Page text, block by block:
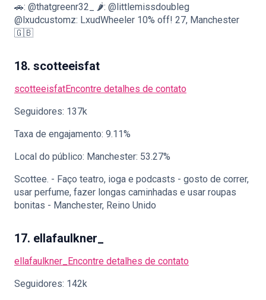
🚗: @thatgreenr32_ 🌶️: @littlemissdoubleg
@lxudcustomz: LxudWheeler 10% off! 27, Manchester
🇬🇧
18. scotteeisfat
scotteeisfatEncontre detalhes de contato
Seguidores: 137k
Taxa de engajamento: 9.11%
Local do público: Manchester: 53.27%
Scottee. - Faço teatro, ioga e podcasts - gosto de correr,
usar perfume, fazer longas caminhadas e usar roupas
bonitas - Manchester, Reino Unido
17. ellafaulkner_
ellafaulkner_ Encontre detalhes de contato
Seguidores: 142k